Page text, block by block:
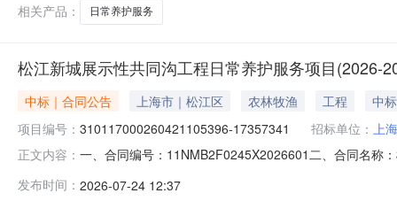
相关产品：
日常养护服务
松江新城展示性共同沟工程日常养护服务项目(2026-
中标｜合同公告 上海市｜松江区 农林牧渔 工程
中
项目编号： 310117000260421105396-17357341 招标单位： 上
正文内容： 一、合同编号：11NMB2F0245X2026601二、合同名称
区荣乐东路2111号1号楼805室联系方式：37686618供
发布时间： 2026-07-24 12:37